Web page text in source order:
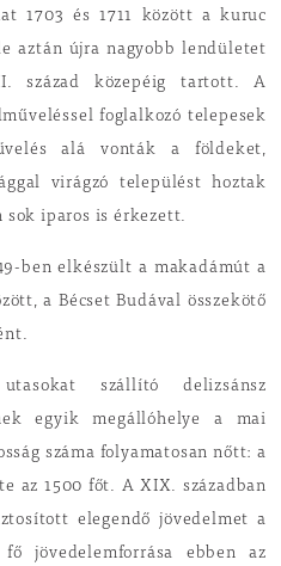
1703 és 1711 között a kuruc
aztán újra nagyobb lendületet
század közepéig tartott. A
foglalkozó telepesek
alá vonták a földeket,
virágzó települést hoztak
sok iparos is érkezett.
ben elkészült a makadámút a
a Bécset Budával összekötő
szállító delizsánsz
egyik megállóhelye a mai
száma folyamatosan nőtt: a
az 1500 főt. A XIX. században
elegendő jövedelmet a
jövedelemforrása ebben az